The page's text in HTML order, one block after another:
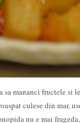
mananci fructele si
culese din mar,
nu e mai